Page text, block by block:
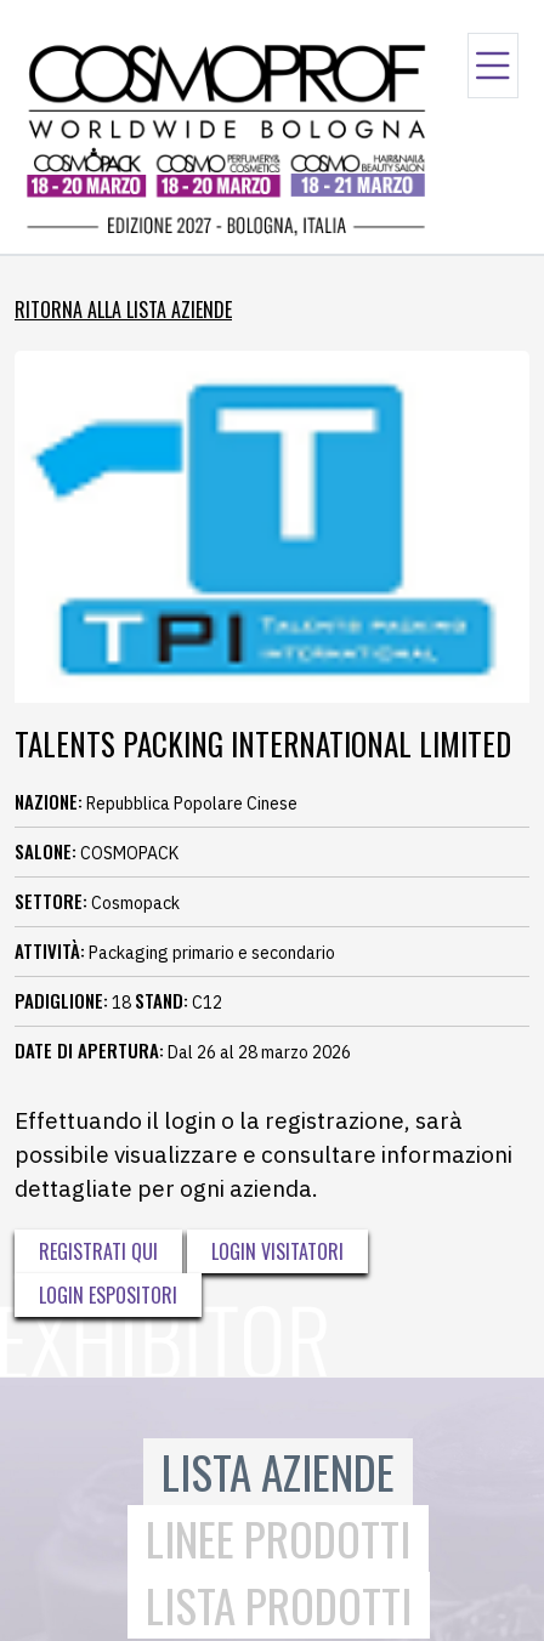
RITORNA ALLA LISTA AZIENDE
TALENTS PACKING INTERNATIONAL LIMITED
NAZIONE: Repubblica Popolare Cinese
SALONE: COSMOPACK
SETTORE: Cosmopack
ATTIVITÀ: Packaging primario e secondario
PADIGLIONE: 18 STAND: C12
DATE DI APERTURA: Dal 26 al 28 marzo 2026
Effettuando il login o la registrazione, sarà
possibile visualizzare e consultare informazioni
dettagliate per ogni azienda.
REGISTRATI QUI
LOGIN VISITATORI
LOGIN ESPOSITORI
LISTA AZIENDE
LINEE PRODOTTI
LISTA PRODOTTI